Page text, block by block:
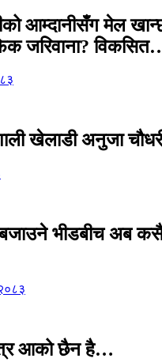
आम्दानीसँग मेल
जरिवाना?
खेलाडी अनुजा
बजाउने भीडबीच अब
आको छैन है…